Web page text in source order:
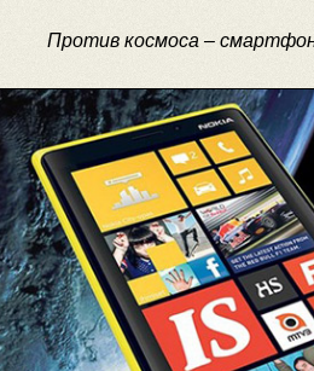
Против космоса –